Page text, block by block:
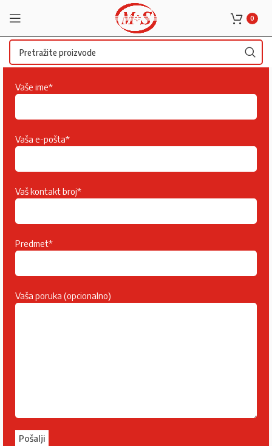
0
Vaše ime*
Vaša e-pošta*
Vaš kontakt broj*
Predmet*
Vaša poruka (opcionalno)